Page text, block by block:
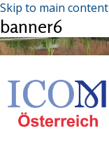
Skip to main content
banner6